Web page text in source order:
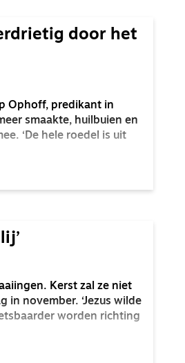
door het
Ophoff, predikant in
smaakte, huilbuien en
‘De hele roedel is uit
Kerst zal ze niet
november. ‘Jezus wilde
worden richting